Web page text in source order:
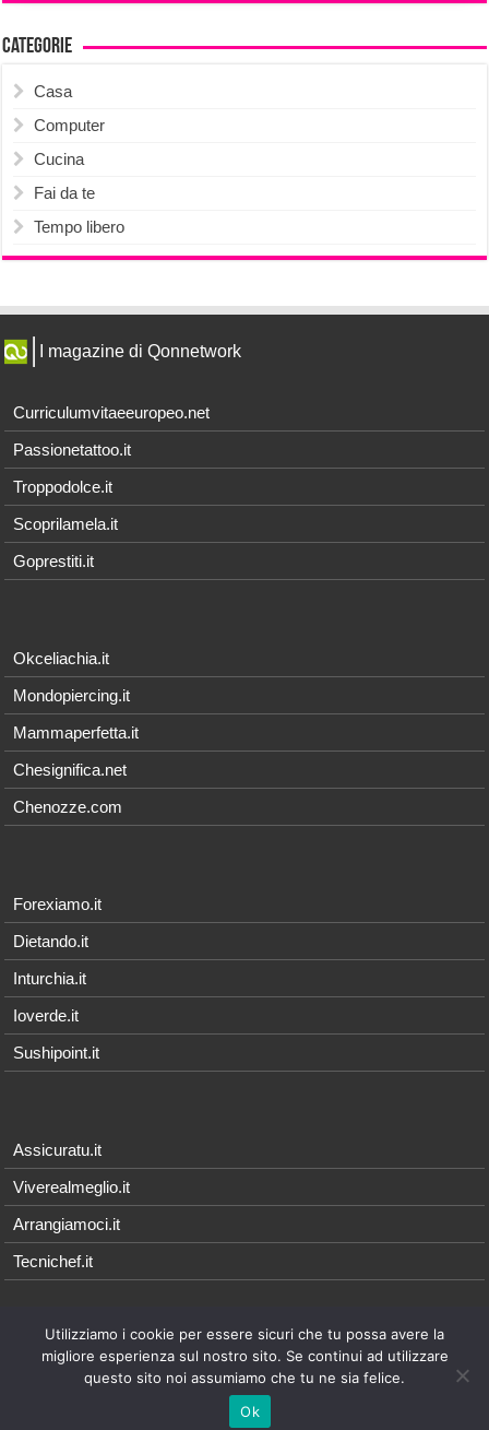
Categorie
Casa
Computer
Cucina
Fai da te
Tempo libero
I magazine di Qonnetwork
Curriculumvitaeeuropeo.net
Passionetattoo.it
Troppodolce.it
Scoprilamela.it
Goprestiti.it
Okceliachia.it
Mondopiercing.it
Mammaperfetta.it
Chesignifica.net
Chenozze.com
Forexiamo.it
Dietando.it
Inturchia.it
Ioverde.it
Sushipoint.it
Assicuratu.it
Viverealmeglio.it
Arrangiamoci.it
Tecnichef.it
© 2026 - Arrangiamoci.it è parte della rete Qonnetwork, i cui contenuti
sono di proprietà esclusiva diQonnecta srl- P.I. 08021571214 |
Legali
Utilizziamo i cookie per essere sicuri che tu possa avere la
migliore esperienza sul nostro sito. Se continui ad utilizzare
questo sito noi assumiamo che tu ne sia felice.
Ok